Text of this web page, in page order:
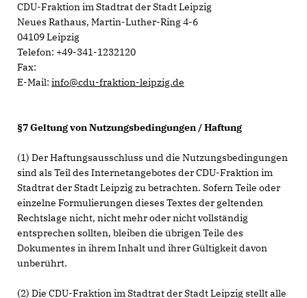
CDU-Fraktion im Stadtrat der Stadt Leipzig
Neues Rathaus, Martin-Luther-Ring 4-6
04109 Leipzig
Telefon: +49-341-1232120
Fax:
E-Mail: info@cdu-fraktion-leipzig.de
§7 Geltung von Nutzungsbedingungen / Haftung
(1) Der Haftungsausschluss und die Nutzungsbedingungen
sind als Teil des Internetangebotes der CDU-Fraktion im
Stadtrat der Stadt Leipzig zu betrachten. Sofern Teile oder
einzelne Formulierungen dieses Textes der geltenden
Rechtslage nicht, nicht mehr oder nicht vollständig
entsprechen sollten, bleiben die übrigen Teile des
Dokumentes in ihrem Inhalt und ihrer Gültigkeit davon
unberührt.
(2) Die CDU-Fraktion im Stadtrat der Stadt Leipzig stellt alle